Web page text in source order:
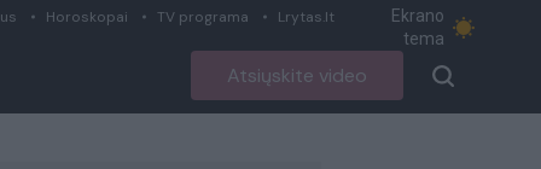
Horoskopai TV programa Lrytas.lt
Ekrano
tema
Atsiųskite video